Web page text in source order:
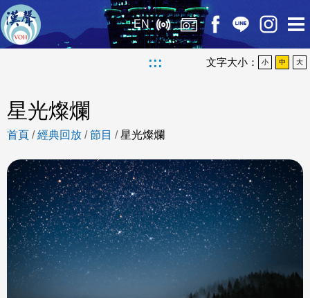
EN
::: 文字大小： 小 中 大
星光燦爛
首頁 /經典回放 /節目 /星光燦爛